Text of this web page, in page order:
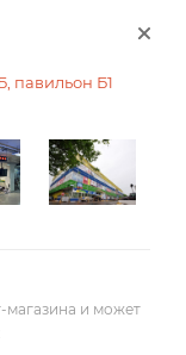
павильон Б1
магазина и может